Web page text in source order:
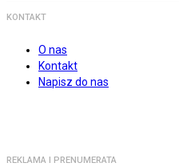
KONTAKT
O nas
Kontakt
Napisz do nas
REKLAMA I PRENUMERATA